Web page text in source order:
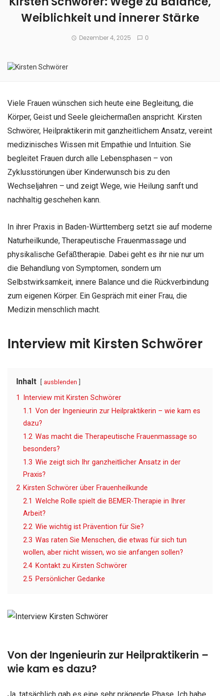
Weiblichkeit und innerer Stärke
Dezember 4, 2025 0
Viele Frauen wünschen sich heute eine Begleitung, die
Körper, Geist und Seele gleichermaßen anspricht. Kirsten
Schwörer, Heilpraktikerin mit ganzheitlichem Ansatz, vereint
medizinisches Wissen mit Empathie und Intuition. Sie
begleitet Frauen durch alle Lebensphasen – von
Zyklusstörungen über Kinderwunsch bis zu den
Wechseljahren – und zeigt Wege, wie Heilung sanft und
nachhaltig geschehen kann.
In ihrer Praxis in Baden-Württemberg setzt sie auf moderne
Naturheilkunde, Therapeutische Frauenmassage und
physikalische Gefäßtherapie. Dabei geht es ihr nie nur um
die Behandlung von Symptomen, sondern um
Selbstwirksamkeit, innere Balance und die Rückverbindung
zum eigenen Körper. Ein Gespräch mit einer Frau, die
Medizin menschlich macht.
Interview mit Kirsten Schwörer
Inhalt ausblenden
1
Interview mit Kirsten Schwörer
1.1 Von der Ingenieurin zur Heilpraktikerin – wie kam es
dazu?
1.2 Was macht die Therapeutische Frauenmassage so
besonders?
1.3 Wie zeigt sich Ihr ganzheitlicher Ansatz in der
Praxis?
2 Kirsten Schwörer über Frauenheilkunde
2.1 Welche Rolle spielt die BEMER-Therapie in Ihrer
Arbeit?
2.2 Wie wichtig ist Prävention für Sie?
2.3 Was raten Sie Menschen, die etwas für sich tun
wollen, aber nicht wissen, wo sie anfangen sollen?
2.4 Kontakt zu Kirsten Schwörer
2.5 Persönlicher Gedanke
Von der Ingenieurin zur Heilpraktikerin –
wie kam es dazu?